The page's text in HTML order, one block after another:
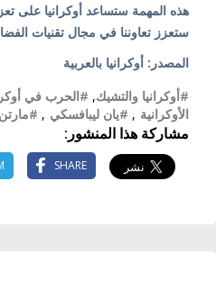
هذه المهمة ستساعد أوكرانيا على
ستعزز تعاوننا في مجال تقنيات
المصدر: أوكرانيا بالعربية
#أوكرانيا والتشيك, #الحرب في
الأوكرانية , #يان ليبافسكي ,
مشاركة هذا المنشور:
SHARE